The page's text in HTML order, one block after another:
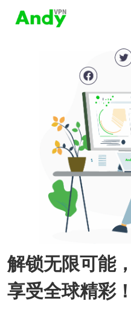
解锁无限可能，
享受全球精彩！